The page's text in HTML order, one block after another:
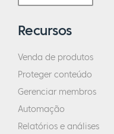
Recursos
Venda de produtos
Proteger conteúdo
Gerenciar membros
Automação
Relatórios e análises